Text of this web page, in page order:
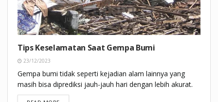
Tips Keselamatan Saat Gempa Bumi
23/12/2023
Gempa bumi tidak seperti kejadian alam lainnya yang
masih bisa diprediksi jauh-jauh hari dengan lebih akurat.